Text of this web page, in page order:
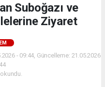
Suboğazı ve
Ziyaret
- 09:44, Güncelleme: 21.05.2026